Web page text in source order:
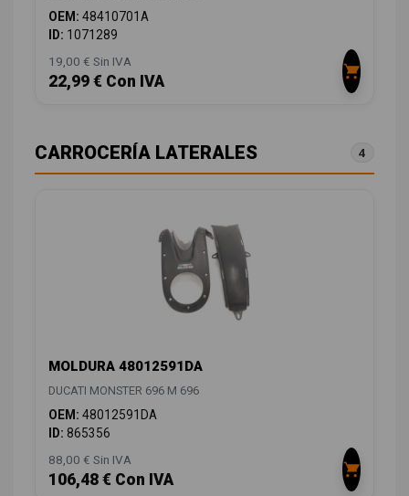
OEM: 48410701A
ID: 1071289
19,00 € Sin IVA
22,99 € Con IVA
CARROCERÍA LATERALES 4
MOLDURA 48012591DA
DUCATI MONSTER 696 M 696
OEM: 48012591DA
ID: 865356
88,00 € Sin IVA
106,48 € Con IVA